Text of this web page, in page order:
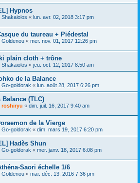
Hypnos
Shakaiolos « lun. avr. 02, 2018 3:17 pm
du taureau + Piédestal
Goldenou « mer. nov. 01, 2017 12:26 pm
plain cloth + trône
Shakaiolos « jeu. oct. 12, 2017 8:50 am
de la Balance
Go-goldorak « lun. août 28, 2017 6:26 pm
(TLC)
roshiryu « dim. juil. 16, 2017 9:40 am
de la Vierge
Go-goldorak « dim. mars 19, 2017 6:20 pm
Hadès Shun
Go-goldorak « mer. janv. 18, 2017 6:08 pm
Saori échelle 1/6
Goldenou « mar. déc. 13, 2016 7:36 pm